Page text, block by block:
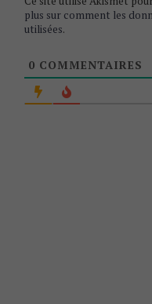
plus sur comment les
utilisées.
0 COMMENTAIRES